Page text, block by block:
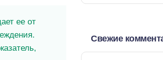
ее от
Свежие